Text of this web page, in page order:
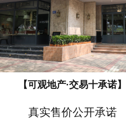
【可观地产·交易十承诺】
真实售价公开承诺